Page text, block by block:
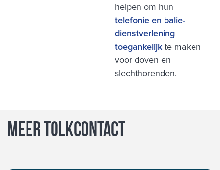
helpen om hun
telefonie en balie-
dienstverlening
toegankelijk te maken
voor doven en
slechthorenden.
Meer Tolkcontact